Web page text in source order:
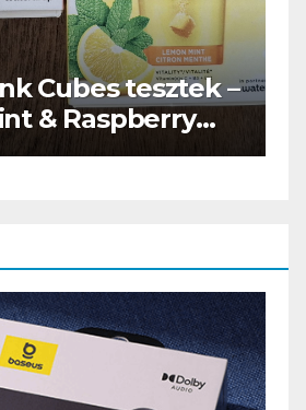
Cubes tesztek –
& Raspberry